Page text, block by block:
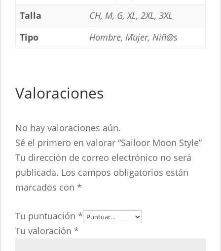
Talla
CH, M, G, XL, 2XL, 3XL
Tipo
Hombre, Mujer, Niñ@s
Valoraciones
No hay valoraciones aún.
Sé el primero en valorar “Sailoor Moon Style”
Tu dirección de correo electrónico no será
publicada. Los campos obligatorios están
marcados con *
Tu puntuación *
Tu valoración *